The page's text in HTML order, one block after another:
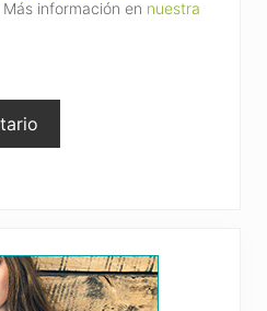
Más información en nuestra